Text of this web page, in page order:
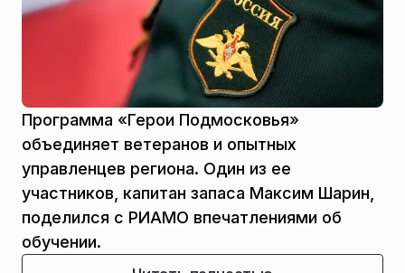
Программа «Герои Подмосковья»
объединяет ветеранов и опытных
управленцев региона. Один из ее
участников, капитан запаса Максим Шарин,
поделился с РИАМО впечатлениями об
обучении.